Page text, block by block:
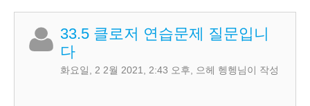
33.5 클로저 연습문제 질문입니
다
화요일, 2 2월 2021, 2:43 오후 으헤 헹헹님이 작성